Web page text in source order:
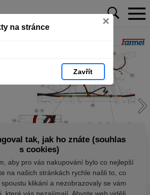
na stránce ×
Zavřít
tak, jak ho znáte (souhlas
s cookies)
aby pro vás nakupování bylo co nejlepší
na našich stránkách rychle našli to, co
klikání a nezobrazovaly se vám
které vás nezajímají. Abyste web viděli